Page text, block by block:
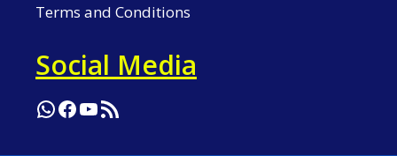
Terms and Conditions
Social Media
WhatsApp
Facebook
YouTube
RSS Feed